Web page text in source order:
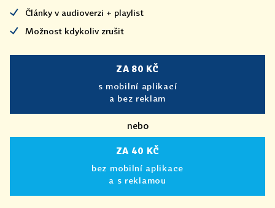
Články v audioverzi + playlist
Možnost kdykoliv zrušit
ZA 80 KČ
s mobilní aplikací
a bez reklam
nebo
ZA 40 KČ
bez mobilní aplikace
a s reklamou